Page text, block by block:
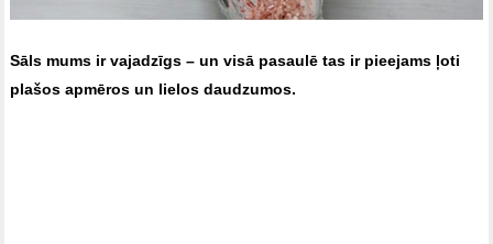
Sāls mums ir vajadzīgs – un visā pasaulē tas ir pieejams ļoti
plašos apmēros un lielos daudzumos.